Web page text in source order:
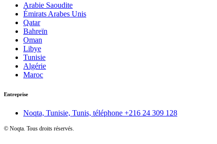
Arabie Saoudite
Émirats Arabes Unis
Qatar
Bahreïn
Oman
Libye
Tunisie
Algérie
Maroc
Entreprise
Noqta, Tunisie, Tunis, téléphone +216 24 309 128
© Noqta. Tous droits réservés.